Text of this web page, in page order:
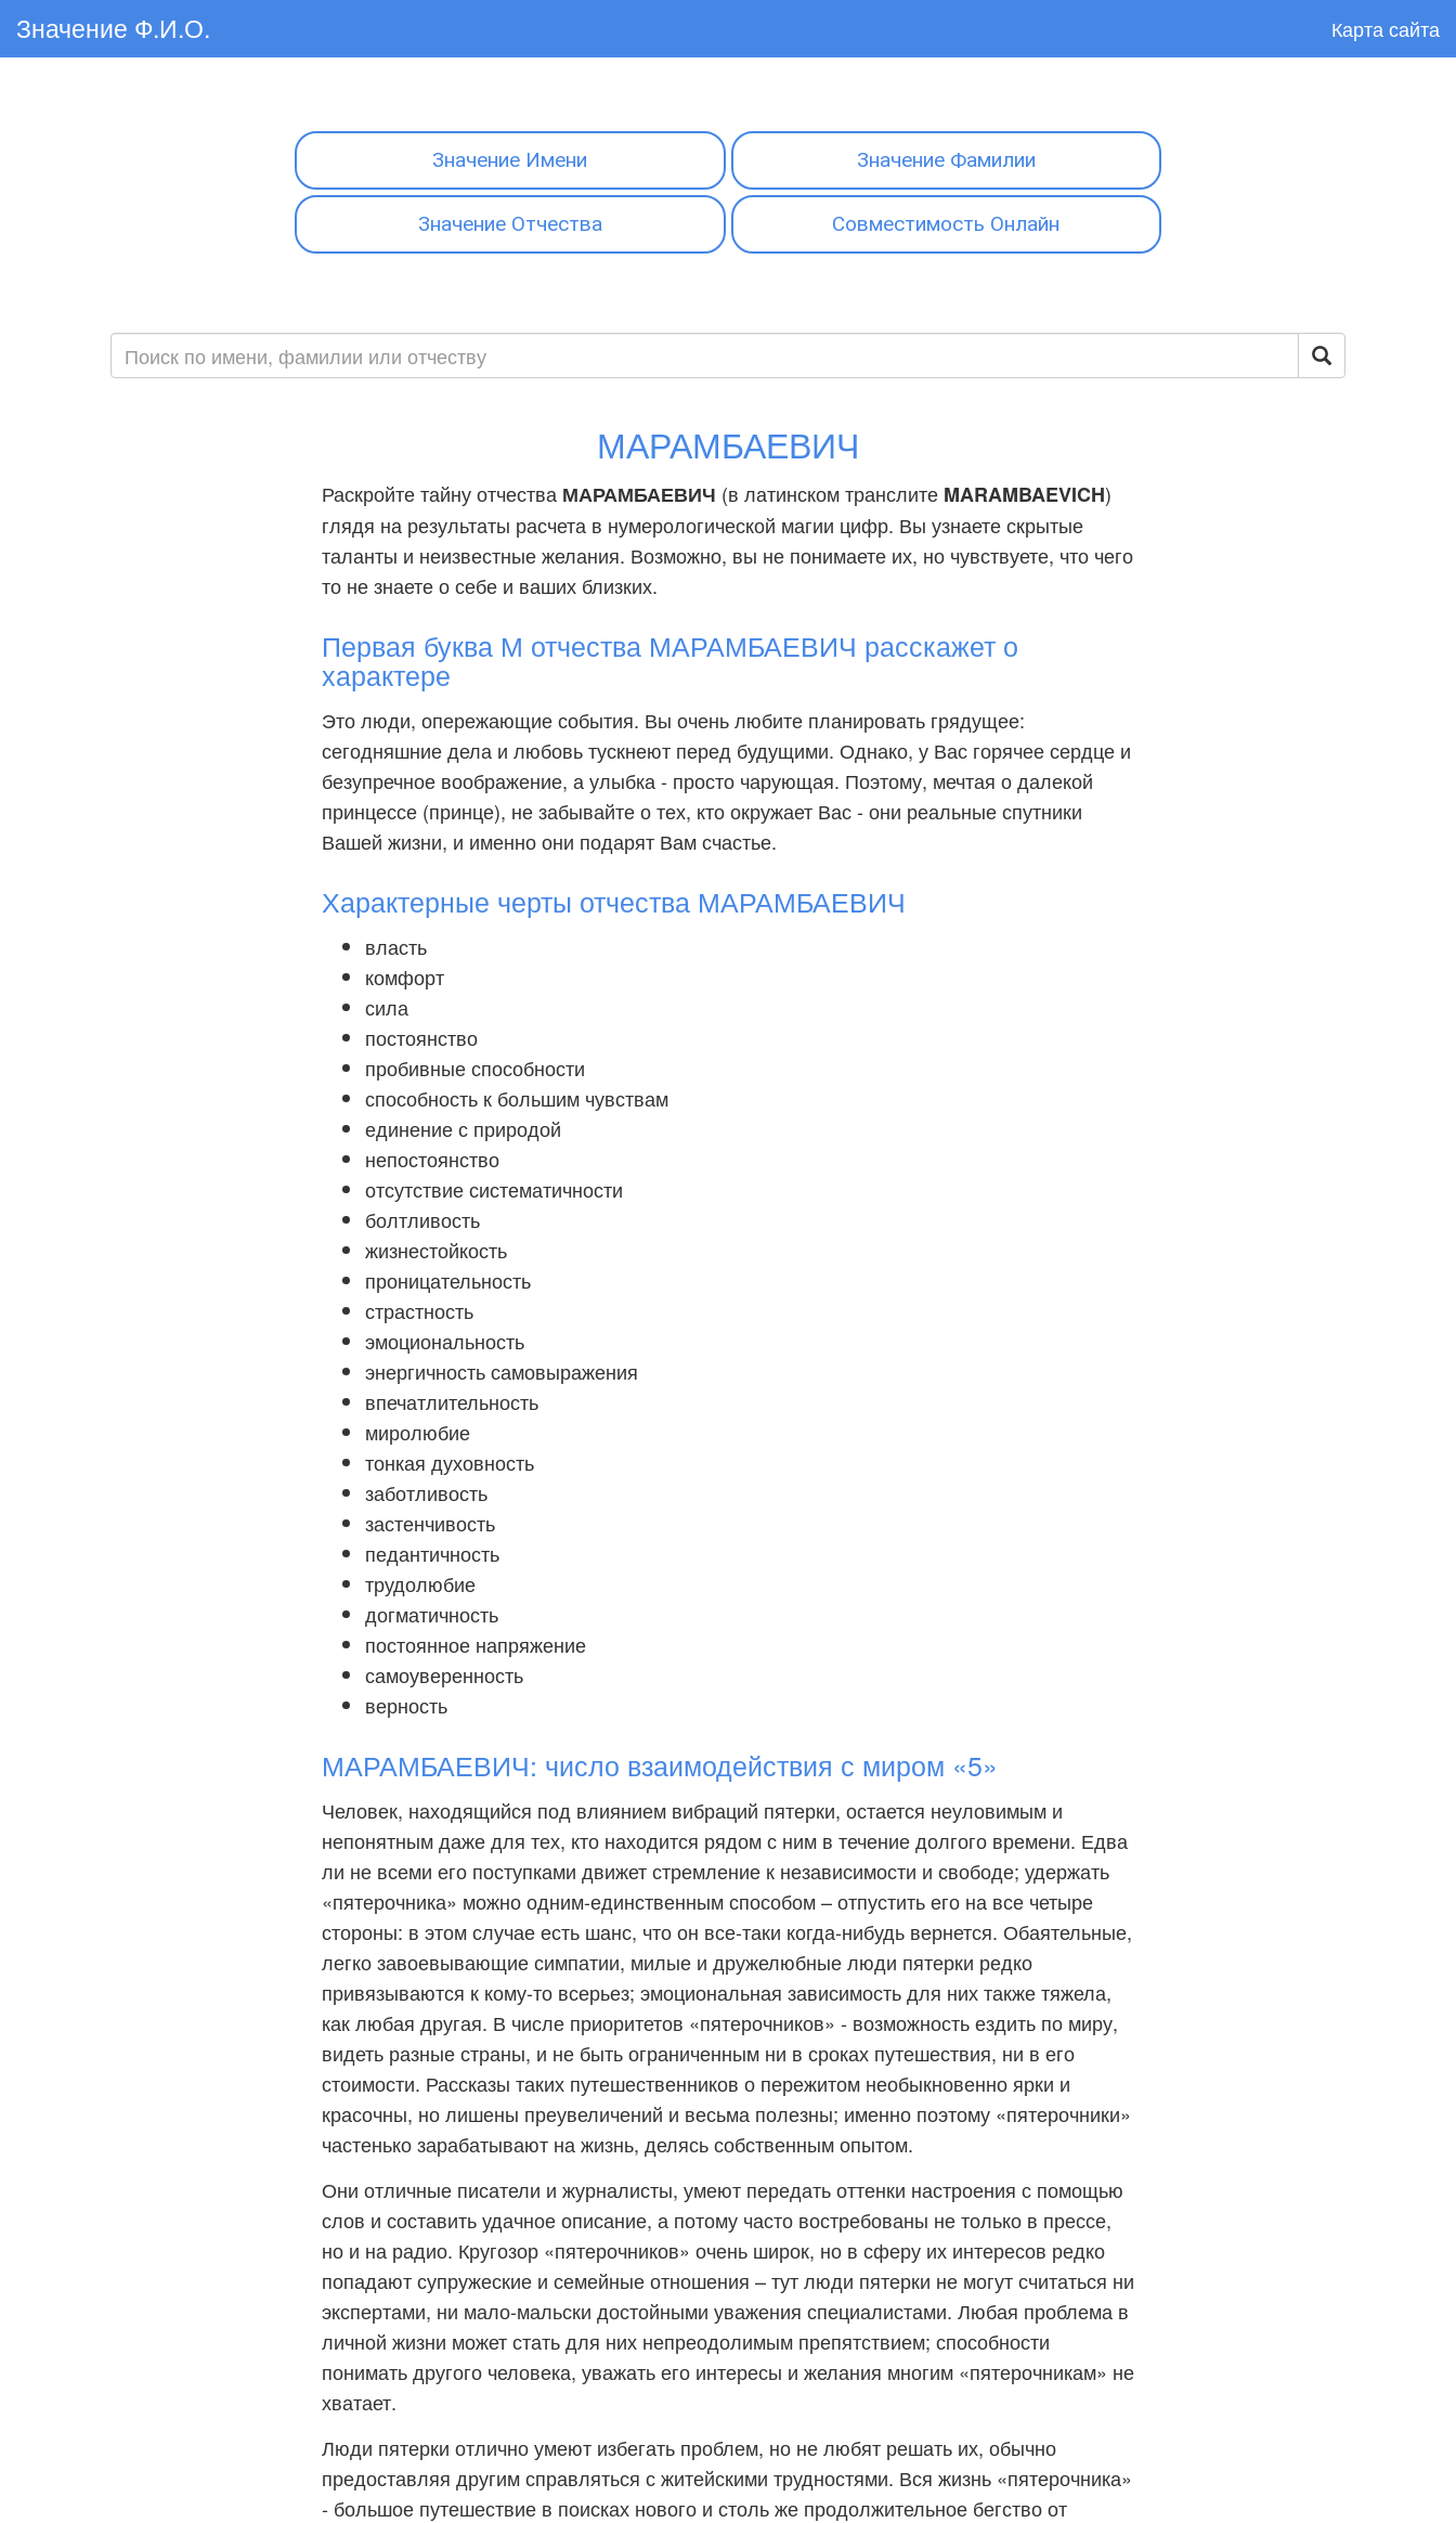
Значение Ф.И.О. Карта сайта
Значение Имени Значение Фамилии
Значение Отчества Совместимость Онлайн
МАРАМБАЕВИЧ
Раскройте тайну отчества МАРАМБАЕВИЧ (в латинском транслите MARAMBAEVICH)
глядя на результаты расчета в нумерологической магии цифр. Вы узнаете скрытые
таланты и неизвестные желания. Возможно, вы не понимаете их, но чувствуете, что чего
то не знаете о себе и ваших близких.
Первая буква М отчества МАРАМБАЕВИЧ расскажет о
характере
Это люди, опережающие события. Вы очень любите планировать грядущее:
сегодняшние дела и любовь тускнеют перед будущими. Однако, у Вас горячее сердце и
безупречное воображение, а улыбка - просто чарующая. Поэтому, мечтая о далекой
принцессе (принце), не забывайте о тех, кто окружает Вас - они реальные спутники
Вашей жизни, и именно они подарят Вам счастье.
Характерные черты отчества МАРАМБАЕВИЧ
власть
комфорт
сила
постоянство
пробивные способности
способность к большим чувствам
единение с природой
непостоянство
отсутствие систематичности
болтливость
жизнестойкость
проницательность
страстность
эмоциональность
энергичность самовыражения
впечатлительность
миролюбие
тонкая духовность
заботливость
застенчивость
педантичность
трудолюбие
догматичность
постоянное напряжение
самоуверенность
верность
МАРАМБАЕВИЧ: число взаимодействия с миром «5»
Человек, находящийся под влиянием вибраций пятерки, остается неуловимым и
непонятным даже для тех, кто находится рядом с ним в течение долгого времени. Едва
ли не всеми его поступками движет стремление к независимости и свободе; удержать
«пятерочника» можно одним-единственным способом – отпустить его на все четыре
стороны: в этом случае есть шанс, что он все-таки когда-нибудь вернется. Обаятельные,
легко завоевывающие симпатии, милые и дружелюбные люди пятерки редко
привязываются к кому-то всерьез; эмоциональная зависимость для них также тяжела,
как любая другая. В числе приоритетов «пятерочников» - возможность ездить по миру,
видеть разные страны, и не быть ограниченным ни в сроках путешествия, ни в его
стоимости. Рассказы таких путешественников о пережитом необыкновенно ярки и
красочны, но лишены преувеличений и весьма полезны; именно поэтому «пятерочники»
частенько зарабатывают на жизнь, делясь собственным опытом.
Они отличные писатели и журналисты, умеют передать оттенки настроения с помощью
слов и составить удачное описание, а потому часто востребованы не только в прессе,
но и на радио. Кругозор «пятерочников» очень широк, но в сферу их интересов редко
попадают супружеские и семейные отношения – тут люди пятерки не могут считаться ни
экспертами, ни мало-мальски достойными уважения специалистами. Любая проблема в
личной жизни может стать для них непреодолимым препятствием; способности
понимать другого человека, уважать его интересы и желания многим «пятерочникам» не
хватает.
Люди пятерки отлично умеют избегать проблем, но не любят решать их, обычно
предоставляя другим справляться с житейскими трудностями. Вся жизнь «пятерочника»
- большое путешествие в поисках нового и столь же продолжительное бегство от